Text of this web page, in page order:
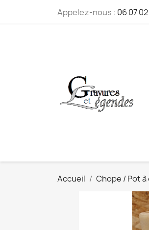
Appelez-nous : 06 07
Accueil Chope / Pot